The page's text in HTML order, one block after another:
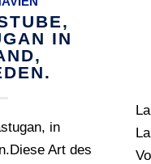
IN
in
Art des